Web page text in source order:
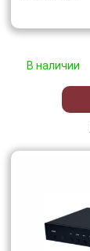
В наличии